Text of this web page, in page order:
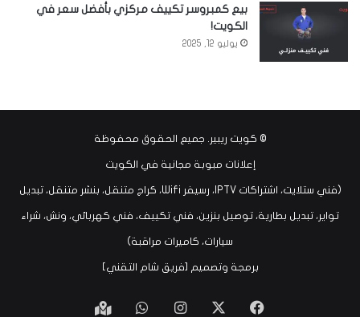
بيع كمبروسر تكييف مركزي بأفضل سعر في
الكويت!
يوليو 12, 2025
© كويت ريبير . جميع الحقوق محفوظة
إعلانات مبوبة مجانية في الكويت
(فني ستلايت، اشتراكات IPTV، رسيفر Wifi، كراج متنقل، بنشر متنقل، تبديل
تواير، تبديل بطارية، توصيل بنزين، فني تكييف، فني كهربائي، ونش، شراء
سيارات، كاميرات مراقبة)
برمجة وتصميم [فريق شام التقني]
فيسبوك انستقرامواتسابGoogle